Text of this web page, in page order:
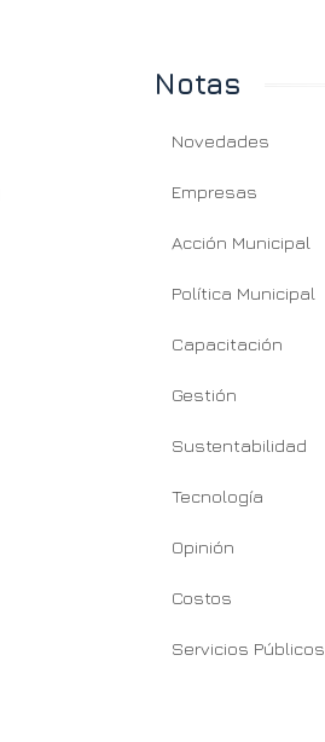
Notas
Novedades
Empresas
Acción Municipal
Política Municipal
Capacitación
Gestión
Sustentabilidad
Tecnología
Opinión
Costos
Servicios Públicos